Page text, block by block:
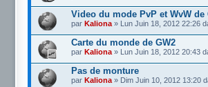
Video du mode PvP et WvW de
par Kaliona » Lun Juin 18, 2012 22:26
Carte du monde de GW2
par Kaliona » Lun Juin 18, 2012 20:43
Pas de monture
par Kaliona » Dim Juin 10, 2012 13:20